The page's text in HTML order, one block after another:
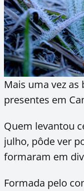
Mais uma vez
presentes em
Quem levantou
julho, pôde ver
formaram em
Formada pelo